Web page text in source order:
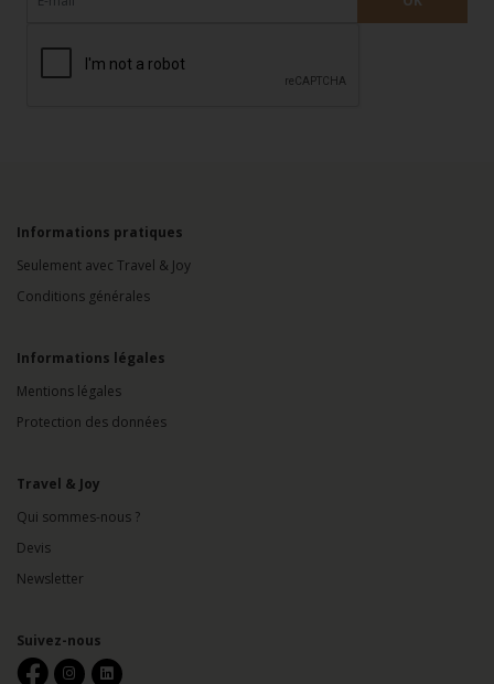
Informations pratiques
Seulement avec Travel & Joy
Conditions générales
Informations légales
Mentions légales
Protection des données
Travel & Joy
Qui sommes-nous ?
Devis
Newsletter
Suivez-nous